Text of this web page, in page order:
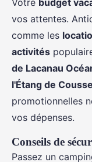
Votre budget
vos attentes.
comme les
activités
de Lacanau
l'Étang de
promotionnelles
vos dépenses.
Conseils de
Passez un